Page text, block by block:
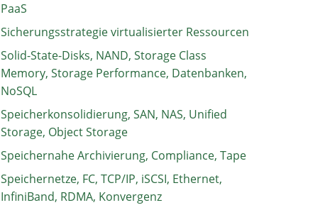
PaaS
Sicherungsstrategie virtualisierter Ressourcen
Solid-State-Disks, NAND, Storage Class
Memory, Storage Performance, Datenbanken,
NoSQL
Speicherkonsolidierung, SAN, NAS, Unified
Storage, Object Storage
Speichernahe Archivierung, Compliance, Tape
Speichernetze, FC, TCP/IP, iSCSI, Ethernet,
InfiniBand, RDMA, Konvergenz